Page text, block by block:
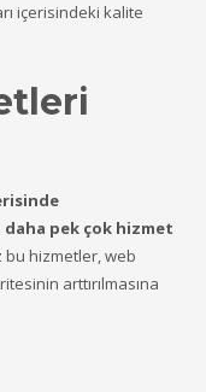
içerisindeki kalite
daha pek çok hizmet
bu hizmetler, web
arttırılmasına